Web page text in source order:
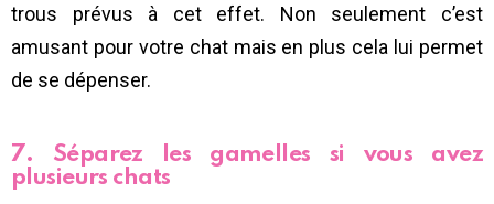
trous prévus à cet effet. Non seulement c’est
amusant pour votre chat mais en plus cela lui permet
de se dépenser.
7. Séparez les gamelles si vous avez
plusieurs chats